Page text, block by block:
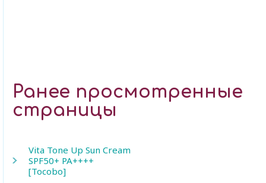
Ранее просмотренные
страницы
Vita Tone Up Sun Cream
SPF50+ PA++++
[Tocobo]